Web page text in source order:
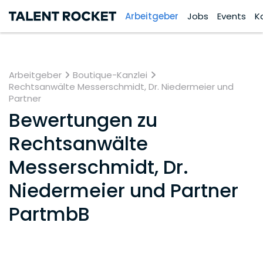
Arbeitgeber Jobs Events
Arbeitgeber
Boutique-Kanzlei
Rechtsanwälte Messerschmidt, Dr. Niedermeier und
Partner
Bewertungen zu
Rechtsanwälte
Messerschmidt, Dr.
Niedermeier und Partner
PartmbB